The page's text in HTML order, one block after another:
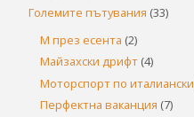
Големите пътувания (33)
М през есента (2)
Майзахски дрифт (4)
Моторспорт по италиански
Перфектна ваканция (7)